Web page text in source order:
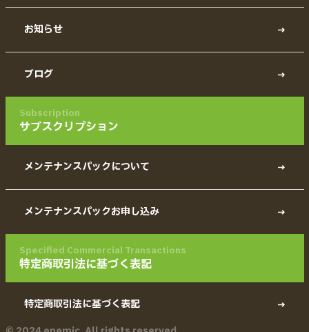
お知らせ
ブログ
Subscription
サブスクリプション
メンテナンスパックについて
メンテナンスパックお申し込み
Specified Commercial Transactions
特定商取引法に基づく表記
特定商取引法に基づく表記